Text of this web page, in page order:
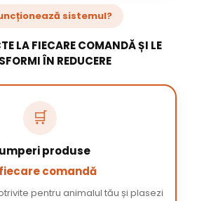
sistemul?
LA FIECARE COMANDĂ ȘI LE
ÎN REDUCERE
🛒
produse
comandă
pentru animalul tău și plasezi